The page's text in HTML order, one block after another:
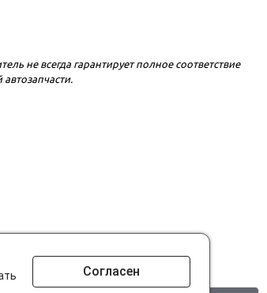
не всегда гарантирует полное соответствие
Согласен